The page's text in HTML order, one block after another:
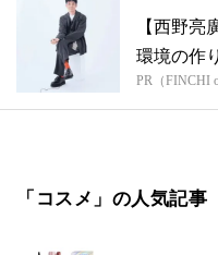
【西野亮
環境の作
PR（FINCHI
「コスメ」の人気記事